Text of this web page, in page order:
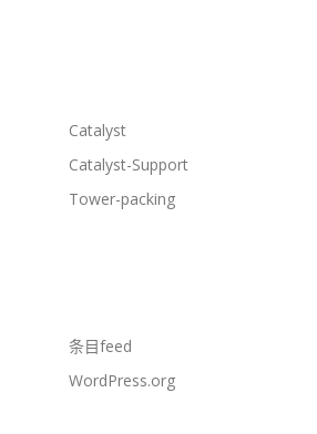
Catalyst
Catalyst-Support
Tower-packing
条目feed
WordPress.org